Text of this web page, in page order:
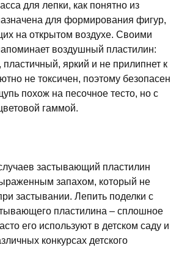
для лепки, как понятно из
для формирования фигур,
на открытом воздухе. Своими
воздушный пластилин:
пластичный, яркий и не прилипнет к
не токсичен, поэтому безопасен
похож на песочное тесто, но с
гаммой.
застывающий пластилин
запахом, который не
застывании. Лепить поделки с
пластилина – сплошное
его используют в детском саду и
конкурсах детского